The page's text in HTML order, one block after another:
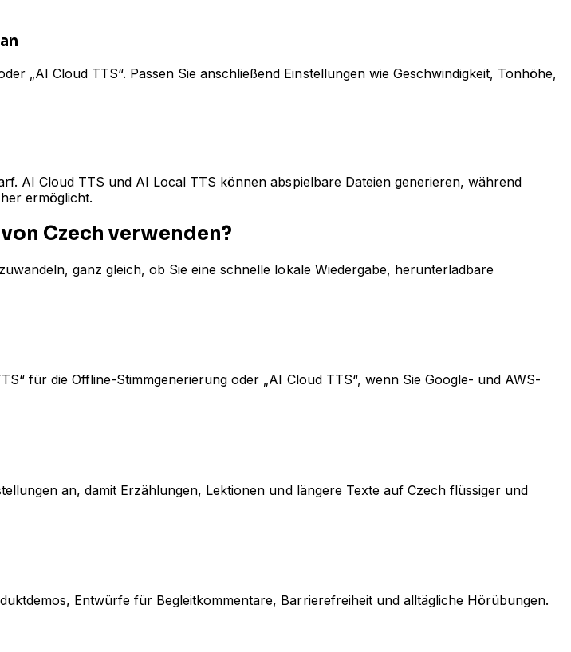
„AI Cloud TTS“. Passen Sie anschließend Einstellungen wie Geschwindigkeit, Tonhöhe,
AI Cloud TTS und AI Local TTS können abspielbare Dateien generieren, während
ermöglicht.
Czech verwenden?
ganz gleich, ob Sie eine schnelle lokale Wiedergabe, herunterladbare
für die Offline-Stimmgenerierung oder „AI Cloud TTS“, wenn Sie Google- und AWS-
an, damit Erzählungen, Lektionen und längere Texte auf Czech flüssiger und
Entwürfe für Begleitkommentare, Barrierefreiheit und alltägliche Hörübungen.